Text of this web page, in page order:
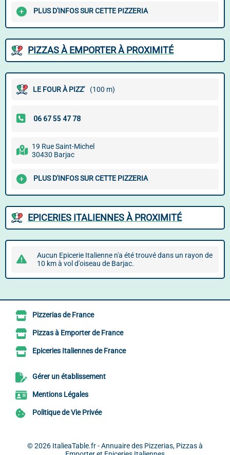
PLUS D'INFOS SUR CETTE PIZZERIA
PIZZAS À EMPORTER À PROXIMITÉ
LE FOUR À PIZZ' (100 m)
19 Rue Saint-Michel
30430 Barjac
PLUS D'INFOS SUR CETTE PIZZERIA
EPICERIES ITALIENNES À PROXIMITÉ
Aucun Epicerie Italienne n'a été trouvé dans un rayon de
10 km à vol d'oiseau de Barjac.
Pizzerias de France
Pizzas à Emporter de France
Epiceries Italiennes de France
Gérer un établissement
Mentions Légales
Politique de Vie Privée
© 2026 ItalieaTable.fr - Annuaire des Pizzerias, Pizzas à